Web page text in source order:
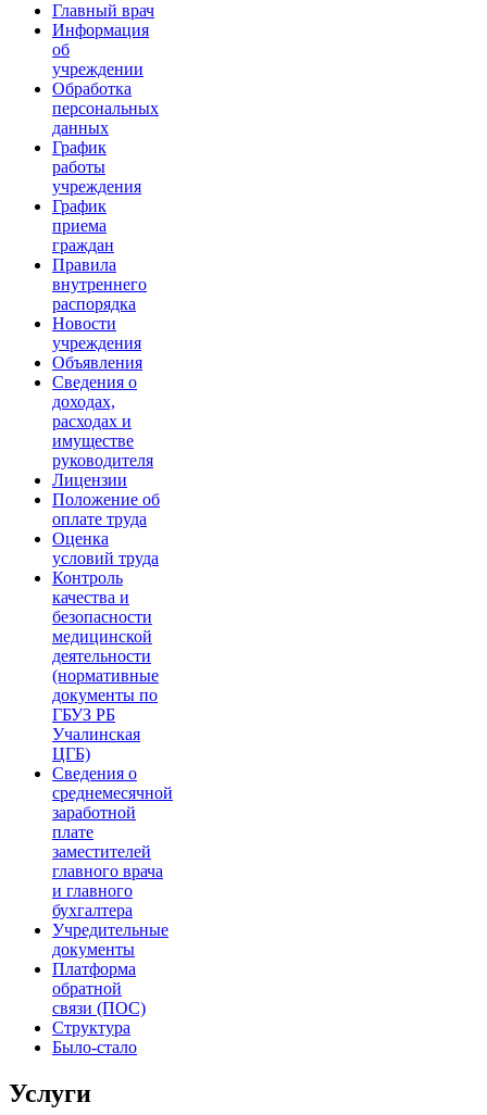
Главный врач
Информация
об
учреждении
Обработка
персональных
данных
График
работы
учреждения
График
приема
граждан
Правила
внутреннего
распорядка
Новости
учреждения
Объявления
Сведения о
доходах,
расходах и
имуществе
руководителя
Лицензии
Положение об
оплате труда
Оценка
условий труда
Контроль
качества и
безопасности
медицинской
деятельности
(нормативные
документы по
ГБУЗ РБ
Учалинская
ЦГБ)
Сведения о
среднемесячной
заработной
плате
заместителей
главного врача
и главного
бухгалтера
Учредительные
документы
Платформа
обратной
связи (ПОС)
Структура
Было-стало
Услуги